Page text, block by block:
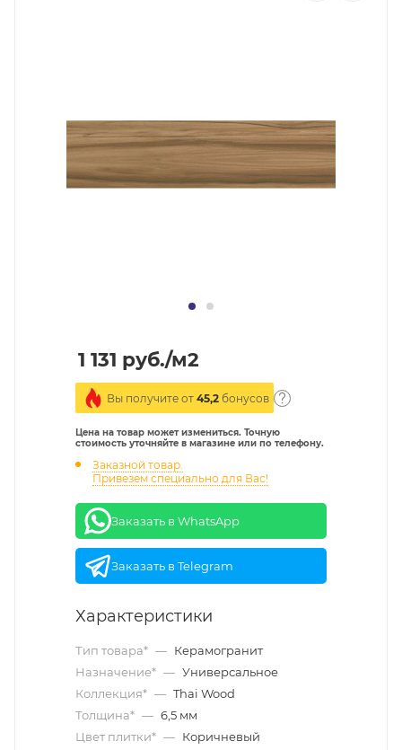
1 131 руб./м2
Вы получите от 45,2 бонусов
Цена на товар может измениться. Точную
стоимость уточняйте в магазине или по телефону.
Заказной товар.
Привезем специально для Вас!
Заказать в WhatsApp
Заказать в Telegram
Характеристики
Тип товара* — Керамогранит
Назначение* — Универсальное
Коллекция* — Thai Wood
Толщина* — 6,5 мм
Цвет плитки* — Коричневый